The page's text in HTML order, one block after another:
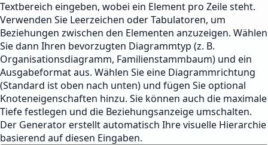
Textbereich eingeben, wobei ein Element pro Zeile steht.
Verwenden Sie Leerzeichen oder Tabulatoren, um
Beziehungen zwischen den Elementen anzuzeigen. Wählen
Sie dann Ihren bevorzugten Diagrammtyp (z. B.
Organisationsdiagramm, Familienstammbaum) und ein
Ausgabeformat aus. Wählen Sie eine Diagrammrichtung
(Standard ist oben nach unten) und fügen Sie optional
Knoteneigenschaften hinzu. Sie können auch die maximale
Tiefe festlegen und die Beziehungsanzeige umschalten.
Der Generator erstellt automatisch Ihre visuelle Hierarchie
basierend auf diesen Eingaben.